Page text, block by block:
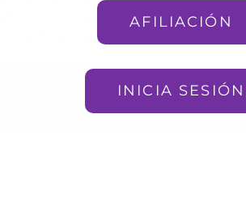
AFILIACIÓN
INICIA SESIÓN